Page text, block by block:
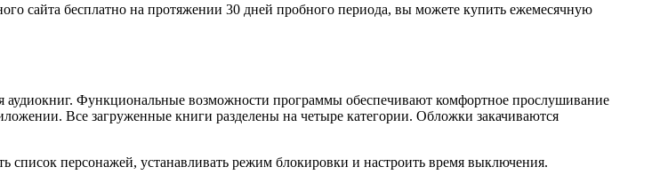
сайта бесплатно на протяжении 30 дней пробного периода, вы можете купить ежемесячную
аудиокниг. Функциональные возможности программы обеспечивают комфортное прослушивание
Все загруженные книги разделены на четыре категории. Обложки закачиваются
список персонажей, устанавливать режим блокировки и настроить время выключения.